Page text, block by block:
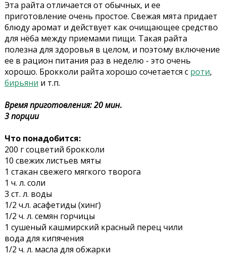
Эта райта отличается от обычных, и ее
приготовление очень простое. Свежая мята придает
блюду аромат и действует как очищающее средство
для нёба между приемами пищи. Такая райта
полезна для здоровья в целом, и поэтому включение
ее в рацион питания раз в неделю - это очень
хорошо. Брокколи райта хорошо сочетается с роти,
бирьяни и т.п.
Время приготовления: 20 мин.
3 порции
Что понадобится:
200 г соцветий брокколи
10 свежих листьев мяты
1 стакан свежего мягкого творога
1 ч. л. соли
3 ст. л. воды
1/2 ч.л. асафетиды (хинг)
1/2 ч. л. семян горчицы
1 сушеный кашмирский красный перец чили
вода для кипячения
1/2 ч. л. масла для обжарки